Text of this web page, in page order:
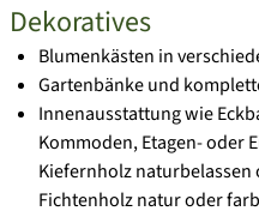
Dekoratives
Blumenkästen in
Gartenbänke und
Innenausstattung wie
Kommoden, Etagen- oder
Kiefernholz
Fichtenholz natur oder